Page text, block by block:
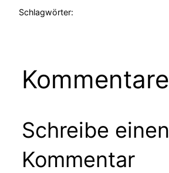
Schlagwörter:
Kommentare
Schreibe einen
Kommentar